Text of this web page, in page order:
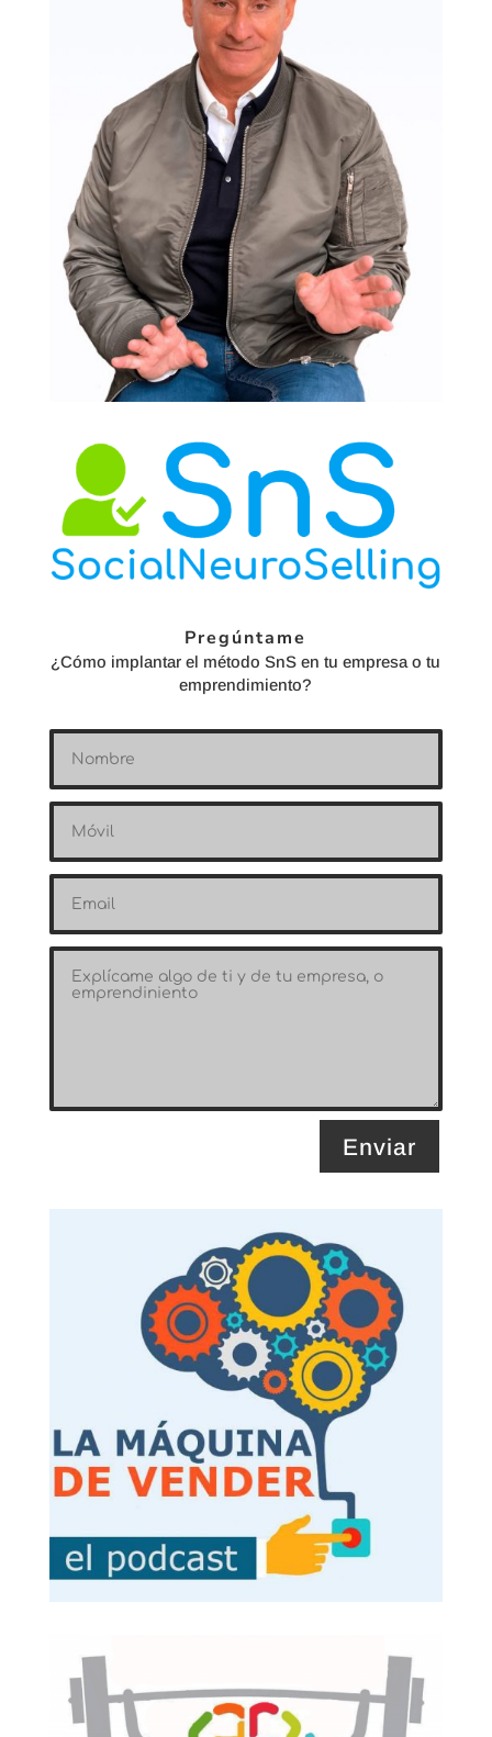
Pregúntame
¿Cómo implantar el método SnS en tu empresa o tu
emprendimiento?
Enviar